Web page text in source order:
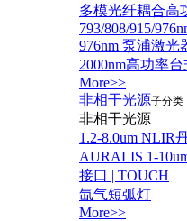
多模光纤耦合高
793/808/915/
976nm 泵浦激光
2000nm高功率
More>>
非相干光源子分类
非相干光源
1.2-8.0um NLIR
AURALIS 1-
接口 | TOUCH
氙气短弧灯
More>>